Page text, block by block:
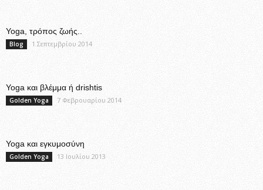
Yoga, τρόπος ζωής..
Blog 1 Σεπτεμβρίου 2014
Yoga και βλέμμα ή drishtis
Golden Yoga 7 Φεβρουαρίου 2014
Yoga και εγκυμοσύνη
Golden Yoga 13 Ιουλίου 2013